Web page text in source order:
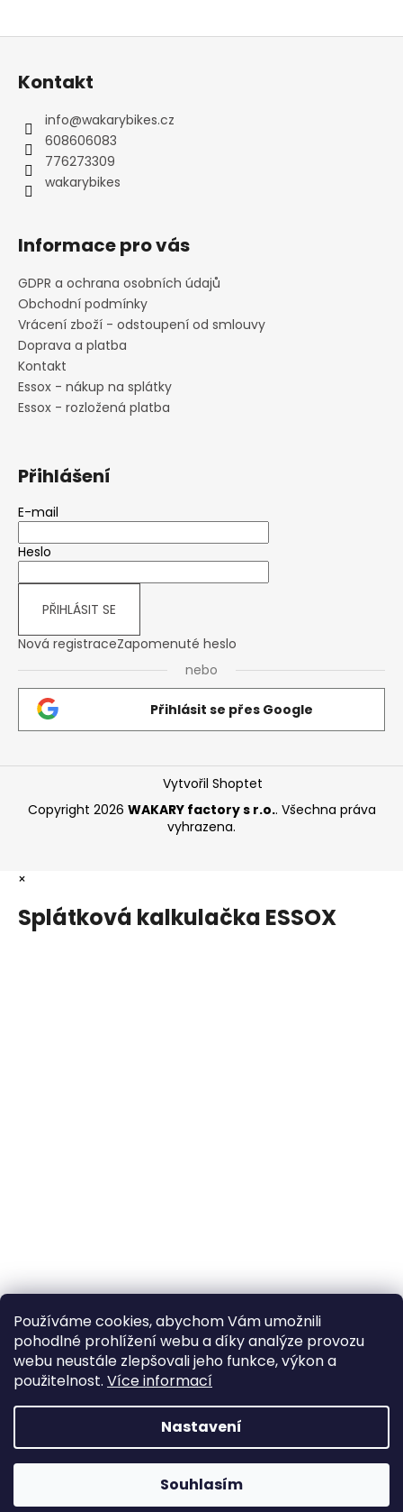
Používáme cookies, abychom Vám umožnili
pohodlné prohlížení webu a díky analýze provozu
webu neustále zlepšovali jeho funkce, výkon a
použitelnost. Více informací
Nastavení
Souhlasím
Z
Kontakt
info@wakarybikes.cz
608606083
776273309
wakarybikes
Informace pro vás
GDPR a ochrana osobních údajů
Obchodní podmínky
Vrácení zboží - odstoupení od smlouvy
Doprava a platba
Kontakt
Essox - nákup na splátky
Essox - rozložená platba
Přihlášení
E-mail
Heslo
PŘIHLÁSIT SE
Nová registraceZapomenuté heslo
nebo
Přihlásit se přes Google
Vytvořil Shoptet
Copyright 2026 WAKARY factory s r.o.. Všechna práva
vyhrazena.
×
Splátková kalkulačka ESSOX